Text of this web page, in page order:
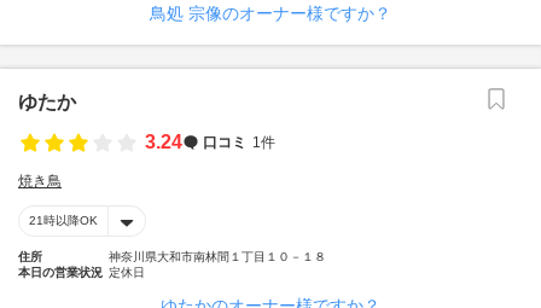
鳥処 宗像のオーナー様ですか？
ゆたか
3.24
口コミ 1件
焼き鳥
21時以降OK
住所
神奈川県大和市南林間１丁目１０－１８
本日の営業状況 定休日